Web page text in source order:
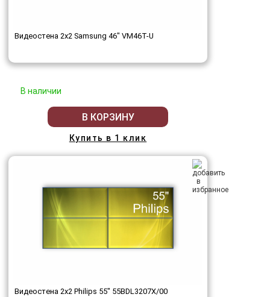
Видеостена 2x2 Samsung 46" VM46T-U
В наличии
В КОРЗИНУ
Купить в 1 клик
Видеостена 2x2 Philips 55" 55BDL3207X/00